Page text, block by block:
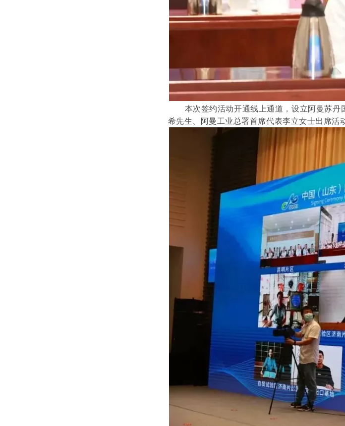
本次签约活动开通线上通道，设立阿曼苏丹
希先生、阿曼工业总署首席代表李立女士出席活